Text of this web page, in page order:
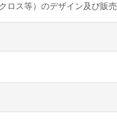
ロス等）のデザイン及び販売